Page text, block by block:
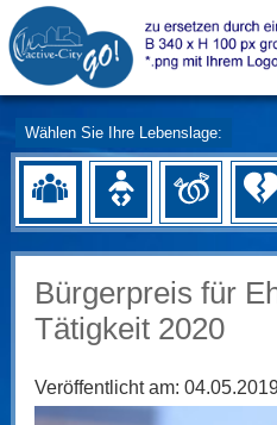
Wählen Sie Ihre Lebenslage:
Bürgerpreis für
Tätigkeit 2020
Veröffentlicht am: